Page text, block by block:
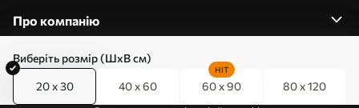
Виберіть розмір (ШхВ см)
20 x 30 40 x 60 60 x 90
HIT
80 x 120
Про компанію
0800357223